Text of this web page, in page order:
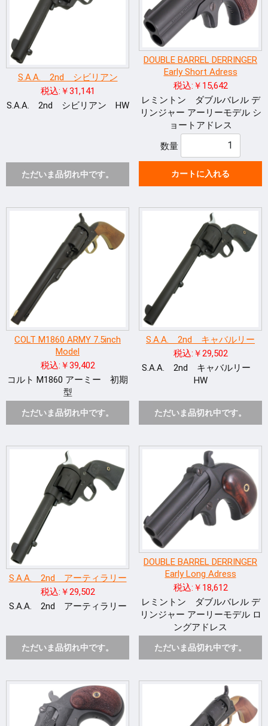
S.A.A. 2nd シビリアン
税込:￥31,141
S.A.A. 2nd シビリアン HW
ただいま品切れ中です。
DOUBLE BARREL DERRINGER
Early Short Adress
税込:￥15,642
レミントン ダブルバレル デ
リンジャー アーリーモデル シ
ョートアドレス
数量
カートに入れる
COLT M1860 ARMY 7.5inch
Model
税込:￥39,402
コルト M1860 アーミー 初期
型
ただいま品切れ中です。
S.A.A. 2nd キャバルリー
税込:￥29,502
S.A.A. 2nd キャバルリー
HW
ただいま品切れ中です。
S.A.A. 2nd アーティラリー
税込:￥29,502
S.A.A. 2nd アーティラリー
ただいま品切れ中です。
DOUBLE BARREL DERRINGER
Early Long Adress
税込:￥18,612
レミントン ダブルバレル デ
リンジャー アーリーモデル ロ
ングアドレス
ただいま品切れ中です。